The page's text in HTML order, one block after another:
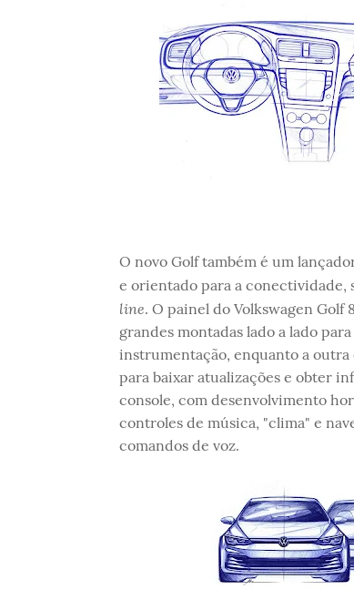
O novo Golf também é um
e orientado para a conectividade,
line. O painel do Volkswagen Golf
grandes montadas lado a lado
instrumentação, enquanto a
para baixar atualizações e obter
console, com desenvolvimento
controles de música, "clima" e
comandos de voz.